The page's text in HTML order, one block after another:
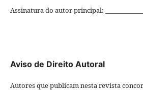
Assinatura do autor principal:
Aviso de Direito Autoral
Autores que publicam nesta revista